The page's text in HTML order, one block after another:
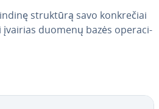
struktūrą savo konk­re­čiai
duomenų bazės ope­ra­ci­